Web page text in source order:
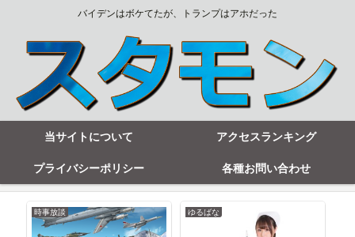
バイデンはボケてたが、トランプはアホだった
当サイトについて アクセスランキング
プライバシーポリシー 各種お問い合わせ
時事放談 ゆるばな